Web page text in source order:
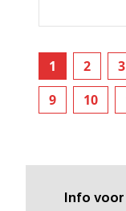
1 2 3
9
10
Info voor